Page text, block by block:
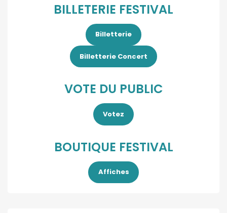
BILLETERIE FESTIVAL
Billetterie
Billetterie Concert
VOTE DU PUBLIC
Votez
BOUTIQUE FESTIVAL
Affiches